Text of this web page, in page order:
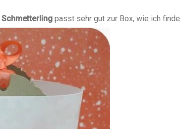
Schmetterling passt sehr gut zur Box, wie ich finde.